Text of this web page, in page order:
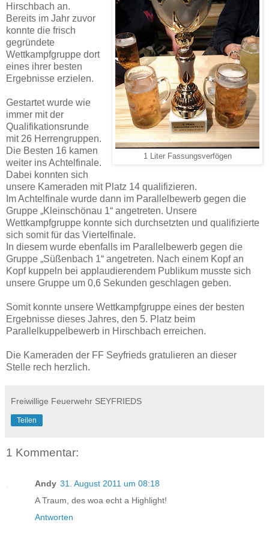
1 Liter Fassungsverfögen
Hirschbach an.
Bereits im Jahr zuvor
konnte die frisch
gegründete
Wettkampfgruppe dort
eines ihrer besten
Ergebnisse erzielen.
Gestartet wurde wie
immer mit der
Qualifikationsrunde
mit 26 Herrengruppen.
Die Besten 16 kamen
weiter ins Achtelfinale.
Dabei konnten sich
unsere Kameraden mit Platz 14 qualifizieren.
Im Achtelfinale wurde dann im Parallelbewerb gegen die
Gruppe „Kleinschönau 1“ angetreten. Unsere
Wettkampfgruppe konnte sich durchsetzten und qualifizierte
sich somit für das Viertelfinale.
In diesem wurde ebenfalls im Parallelbewerb gegen die
Gruppe „Süßenbach 1“ angetreten. Nach einem Kopf an
Kopf kuppeln bei applaudierendem Publikum musste sich
unsere Gruppe um 0,6 Sekunden geschlagen geben.
Somit konnte unsere Wettkampfgruppe eines der besten
Ergebnisse dieses Jahres, den 5. Platz beim
Parallelkuppelbewerb in Hirschbach erreichen.
Die Kameraden der FF Seyfrieds gratulieren an dieser
Stelle rech herzlich.
Freiwillige Feuerwehr SEYFRIEDS
Teilen
1 Kommentar:
Andy 31. August 2011 um 08:18
A Traum, des woa echt a Highlight!
Antworten